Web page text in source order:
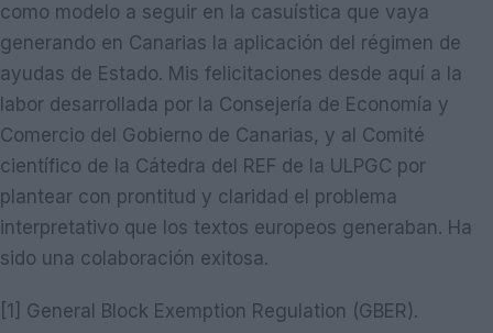
como modelo a seguir en la casuística que vaya
generando en Canarias la aplicación del régimen de
ayudas de Estado. Mis felicitaciones desde aquí a la
labor desarrollada por la Consejería de Economía y
Comercio del Gobierno de Canarias, y al Comité
científico de la Cátedra del REF de la ULPGC por
plantear con prontitud y claridad el problema
interpretativo que los textos europeos generaban. Ha
sido una colaboración exitosa.
[1] General Block Exemption Regulation (GBER).